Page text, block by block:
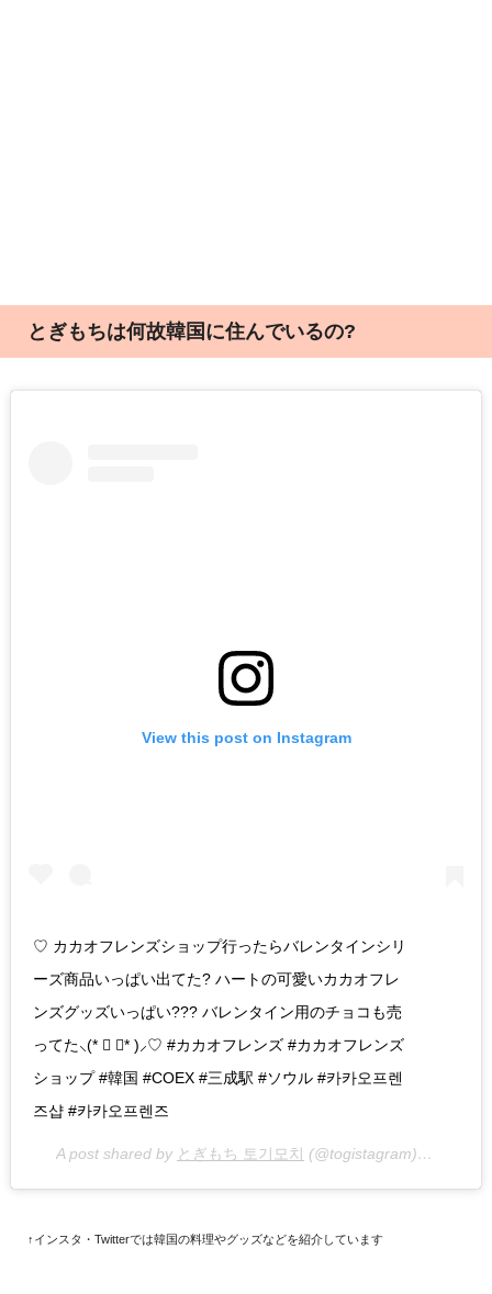
とぎもちは何故韓国に住んでいるの?
View this post on Instagram
♡ カカオフレンズショップ行ったらバレンタインシリ
ーズ商品いっぱい出てた? ハートの可愛いカカオフレ
ンズグッズいっぱい??? バレンタイン用のチョコも売
ってた⸜(* ॑ ॑* )⸝♡ #カカオフレンズ #カカオフレンズ
ショップ #韓国 #COEX #三成駅 #ソウル #카카오프렌
즈샵 #카카오프렌즈
A post shared by とぎもち 토기모치 (@togistagram) on
↑インスタ・Twitterでは韓国の料理やグッズなどを紹介しています